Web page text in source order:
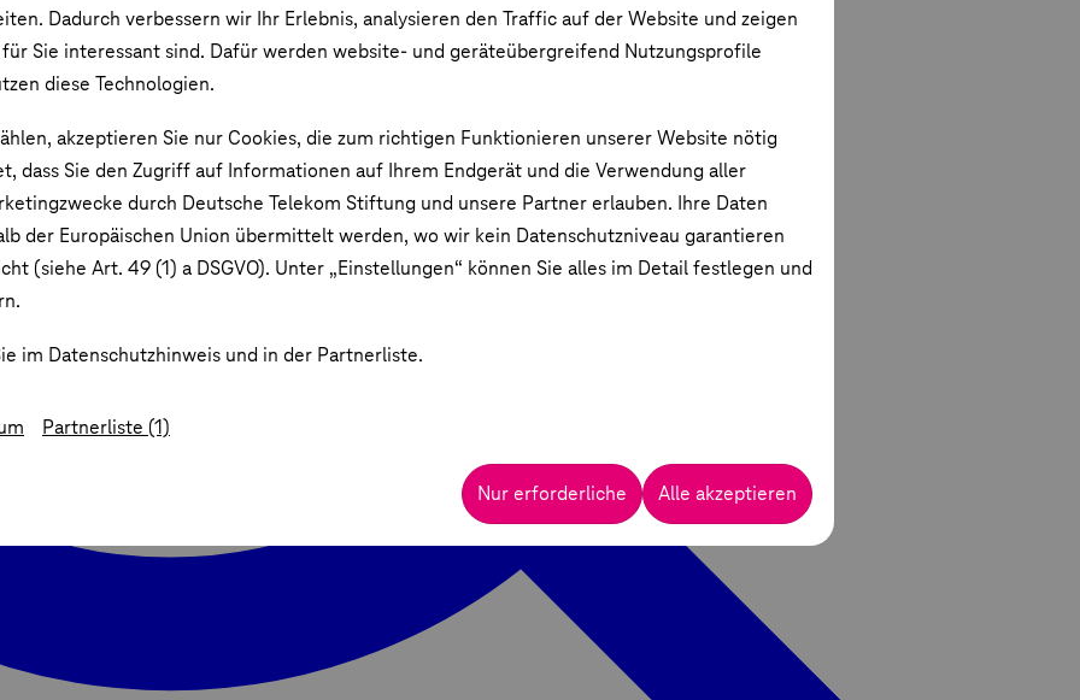
Dadurch verbessern wir Ihr Erlebnis, analysieren den Traffic auf der Website und zeigen
Sie interessant sind. Dafür werden website- und geräteübergreifend Nutzungsprofile
diese Technologien.
akzeptieren Sie nur Cookies, die zum richtigen Funktionieren unserer Website nötig
dass Sie den Zugriff auf Informationen auf Ihrem Endgerät und die Verwendung aller
durch Deutsche Telekom Stiftung und unsere Partner erlauben. Ihre Daten
der Europäischen Union übermittelt werden, wo wir kein Datenschutzniveau garantieren
(siehe Art. 49 (1) a DSGVO). Unter „Einstellungen“ können Sie alles im Detail festlegen und
im Datenschutzhinweis und in der Partnerliste.
Partnerliste (1)
Nur erforderliche Alle akzeptieren